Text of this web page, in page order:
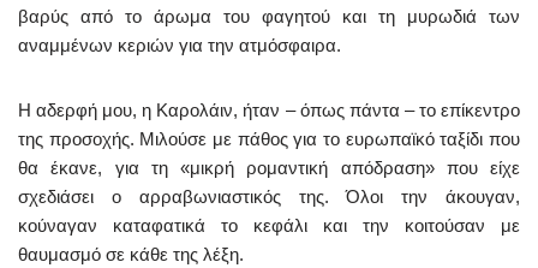
βαρύς από το άρωμα του φαγητού και τη μυρωδιά των
αναμμένων κεριών για την ατμόσφαιρα.
Η αδερφή μου, η Καρολάιν, ήταν – όπως πάντα – το επίκεντρο
της προσοχής. Μιλούσε με πάθος για το ευρωπαϊκό ταξίδι που
θα έκανε, για τη «μικρή ρομαντική απόδραση» που είχε
σχεδιάσει ο αρραβωνιαστικός της. Όλοι την άκουγαν,
κούναγαν καταφατικά το κεφάλι και την κοιτούσαν με
θαυμασμό σε κάθε της λέξη.